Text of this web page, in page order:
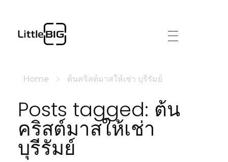
Home ต้นคริสต์มาสให้เช่า บุรีรัมย์
Posts tagged: ต้น
คริสต์มาสให้เช่า
บุรีรัมย์